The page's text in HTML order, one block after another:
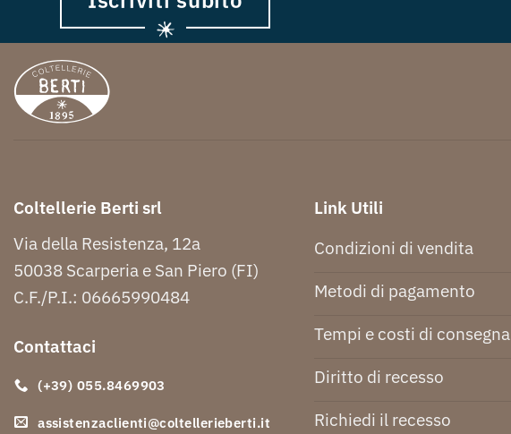
Coltellerie Berti srl
Via della Resistenza, 12a
50038 Scarperia e San Piero (FI)
C.F./P.I.: 06665990484
Contattaci
(+39) 055.8469903
assistenzaclienti@coltellerieberti.it
Link Utili
Condizioni di vendita
Metodi di pagamento
Tempi e costi di consegna
Diritto di recesso
Richiedi il recesso